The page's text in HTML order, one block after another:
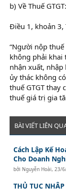
b) Về Thuế GTGT:
Điều 1, khoản 3,
“Người nộp
không phải khai
nhận xuất,
ủy thác không
thuế GTGT thay
thuế giá trị gia
BÀI VIẾT LIÊN
Cách Lập Kế
Cho Doanh
bởi Nguyễn Hoài, 23/
THỦ TỤC